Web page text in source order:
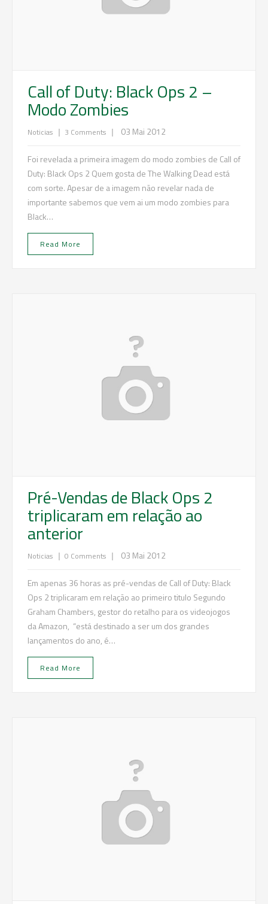
Call of Duty: Black Ops 2 –
Modo Zombies
Noticias | 3 Comments | 03 Mai 2012
Foi revelada a primeira imagem do modo zombies de Call of
Duty: Black Ops 2 Quem gosta de The Walking Dead está
com sorte. Apesar de a imagem não revelar nada de
importante sabemos que vem ai um modo zombies para
Black…
Read More
Pré-Vendas de Black Ops 2
triplicaram em relação ao
anterior
Noticias | 0 Comments | 03 Mai 2012
Em apenas 36 horas as pré-vendas de Call of Duty: Black
Ops 2 triplicaram em relação ao primeiro titulo Segundo
Graham Chambers, gestor do retalho para os videojogos
da Amazon, “está destinado a ser um dos grandes
lançamentos do ano, é…
Read More